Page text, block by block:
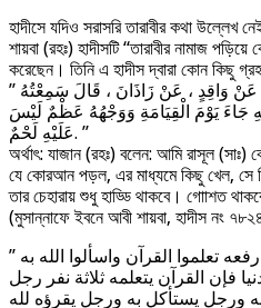
হাদীসে যদিও সরাসরি তারাবীর কথা
শায়বা (রহঃ) হাদীসটি “তারাবীর নামাজ
করেছেন। তিনি এ হাদীস দ্বারা কোন কিছু
” حَدَّثَنَا وَكِيعٌ ، قَالَ : حدَّثَنَا سُفْيَانُ ، عَنْ وَاقِدٍ ، عَنْ زَاذَانَ ، قَالَ سَمِعْتُهُ
جَاءَ يَوْمَ الْقِيَامَةِ وَوَجْهُهُ عَظْمٌ لَيْسَ
عَلَيْهِ لَحْمٌ. ”
অর্থাৎ: যাজান (রহঃ) বলেন: আমি রাসূল (সাঃ)
যে কোরআন পড়ল, এর মাধ্যমে কিছু খেল, সে
তার চেহারায় শুধু হাড্ডি থাকবে। গোাশত
(মুসান্নাফে ইবনে আবী শায়বা, হাদীস নং
” عن أبي سعيد وصححه الحاكم رفعه تعلموا القرآن واسألوا الله به
فإن القرآن يتعلمه ثلاثة نفر رجل